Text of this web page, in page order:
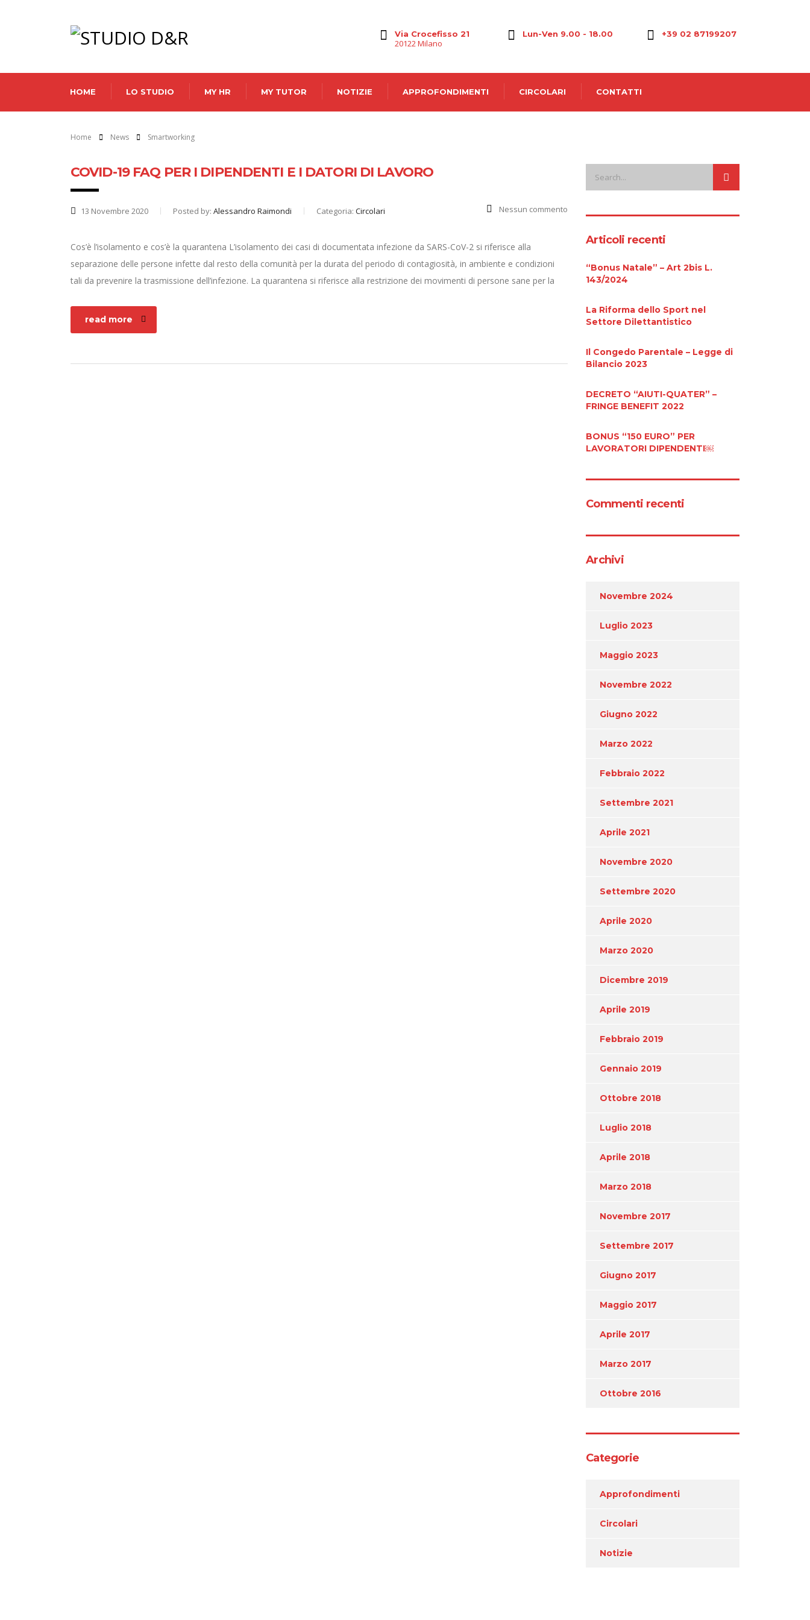
+39 02 87199207
Lun-Ven 9.00 - 18.00
Via Crocefisso 21
20122 Milano
HOME LO STUDIO MY HR MY TUTOR NOTIZIE APPROFONDIMENTI CIRCOLARI CONTATTI
Home News Smartworking
COVID-19 FAQ PER I DIPENDENTI E I DATORI DI LAVORO
13 Novembre 2020 Posted by: Alessandro Raimondi Categoria: Circolari Nessun commento
Cos’è l’isolamento e cos’è la quarantena L’isolamento dei casi di documentata infezione da SARS-CoV-2 si riferisce alla
separazione delle persone infette dal resto della comunità per la durata del periodo di contagiosità, in ambiente e condizioni
tali da prevenire la trasmissione dell’infezione. La quarantena si riferisce alla restrizione dei movimenti di persone sane per la
read more
Articoli recenti
“Bonus Natale” – Art 2bis L.
143/2024
La Riforma dello Sport nel
Settore Dilettantistico
Il Congedo Parentale – Legge di
Bilancio 2023
DECRETO “AIUTI-QUATER” –
FRINGE BENEFIT 2022
BONUS “150 EURO” PER
LAVORATORI DIPENDENTI￼
Commenti recenti
Archivi
Novembre 2024
Luglio 2023
Maggio 2023
Novembre 2022
Giugno 2022
Marzo 2022
Febbraio 2022
Settembre 2021
Aprile 2021
Novembre 2020
Settembre 2020
Aprile 2020
Marzo 2020
Dicembre 2019
Aprile 2019
Febbraio 2019
Gennaio 2019
Ottobre 2018
Luglio 2018
Aprile 2018
Marzo 2018
Novembre 2017
Settembre 2017
Giugno 2017
Maggio 2017
Aprile 2017
Marzo 2017
Ottobre 2016
Categorie
Approfondimenti
Circolari
Notizie